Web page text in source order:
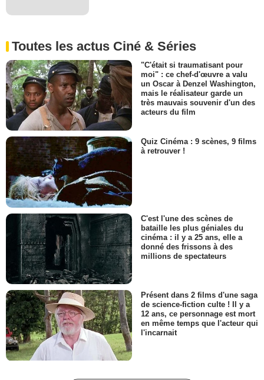
Toutes les actus Ciné & Séries
"C'était si traumatisant pour
moi" : ce chef-d'œuvre a valu
un Oscar à Denzel Washington,
mais le réalisateur garde un
très mauvais souvenir d'un des
acteurs du film
Quiz Cinéma : 9 scènes, 9 films
à retrouver !
C'est l'une des scènes de
bataille les plus géniales du
cinéma : il y a 25 ans, elle a
donné des frissons à des
millions de spectateurs
Présent dans 2 films d'une saga
de science-fiction culte ! Il y a
12 ans, ce personnage est mort
en même temps que l'acteur qui
l'incarnait